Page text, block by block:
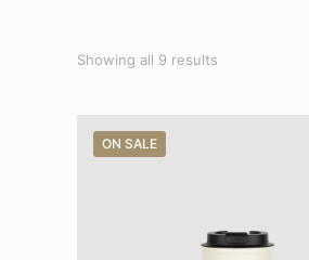
Showing all 9 results
ON SALE